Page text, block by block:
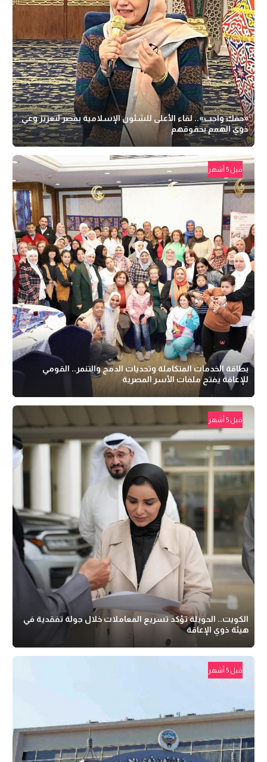
«حقك واجب».. لقاء الأعلى للشئون الإسلامية بمصر لتعزيز وعي
ذوي الهمم بحقوقهم
قبل 5 أشهر
بطاقة الخدمات المتكاملة وتحديات الدمج والتنمر.. القومي
للإعاقة يفتح ملفات الأسر المصرية
قبل 5 أشهر
الكويت.. الحويلة تؤكد تسريع المعاملات خلال جولة تفقدية في
هيئة ذوي الإعاقة
قبل 5 أشهر